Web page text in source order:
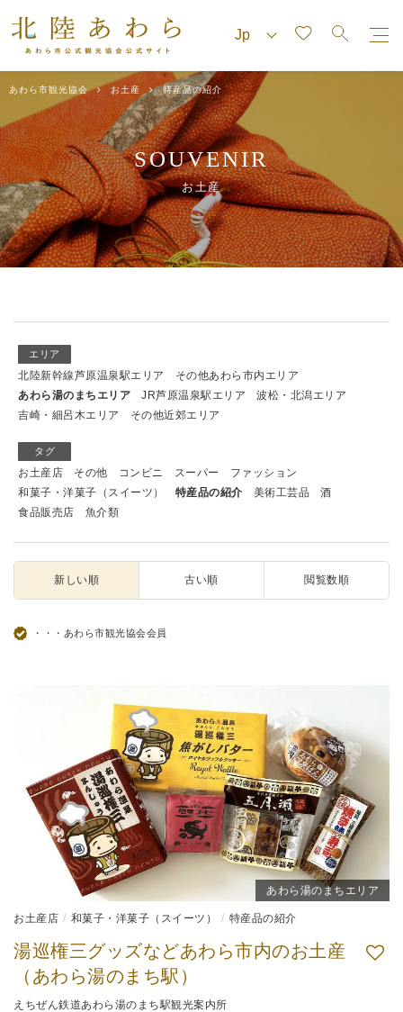
あわら市観光協会 お土産 特産品の紹介
SOUVENIR
お土産
エリア
北陸新幹線芦原温泉駅エリア
その他あわら市内エリア
あわら湯のまちエリア
JR芦原温泉駅エリア
波松・北潟エリア
吉崎・細呂木エリア
その他近郊エリア
タグ
お土産店 その他 コンビニ スーパー
ファッション
和菓子・洋菓子（スイーツ）
特産品の紹介 美術工芸品
酒
食品販売店
魚介類
新しい順 古い順 閲覧数順
・・・あわら市観光協会会員
あわら湯のまちエリア
お土産店 和菓子・洋菓子（スイーツ） 特産品の紹介
湯巡権三グッズなどあわら市内のお土産
（あわら湯のまち駅）
えちぜん鉄道あわら湯のまち駅観光案内所